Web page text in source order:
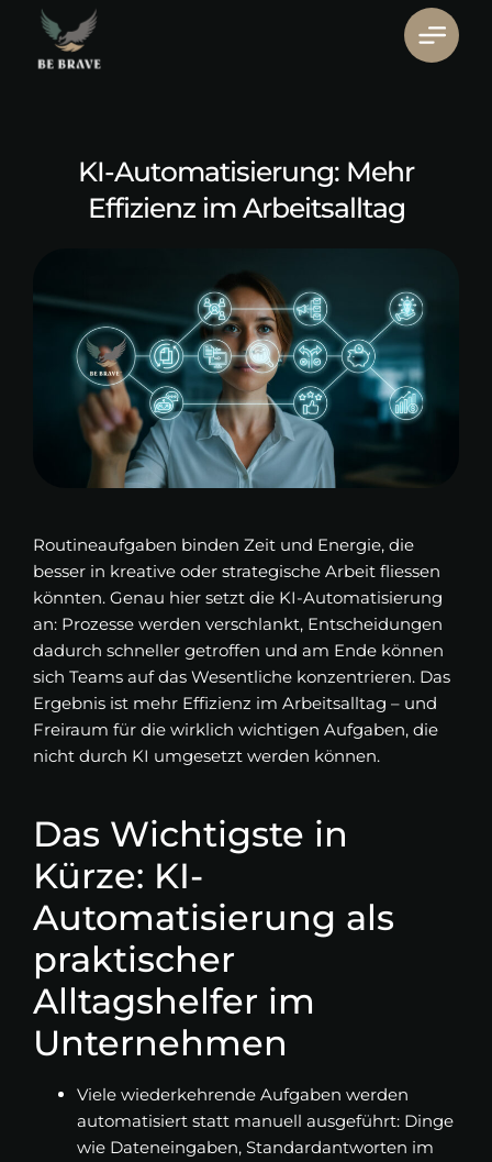
KI-Automatisierung: Mehr
Effizienz im Arbeitsalltag
Routineaufgaben binden Zeit und Energie, die
besser in kreative oder strategische Arbeit fliessen
könnten. Genau hier setzt die KI-Automatisierung
an: Prozesse werden verschlankt, Entscheidungen
dadurch schneller getroffen und am Ende können
sich Teams auf das Wesentliche konzentrieren. Das
Ergebnis ist mehr Effizienz im Arbeitsalltag – und
Freiraum für die wirklich wichtigen Aufgaben, die
nicht durch KI umgesetzt werden können.
Das Wichtigste in
Kürze: KI-
Automatisierung als
praktischer
Alltagshelfer im
Unternehmen
Viele wiederkehrende Aufgaben werden
automatisiert statt manuell ausgeführt: Dinge
wie Dateneingaben, Standardantworten im